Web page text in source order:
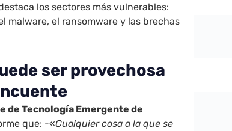
los sectores más vulnerables:
malware, el ransomware y las brechas
ser provechosa
de Tecnología Emergente de
que: -«Cualquier cosa a la que se